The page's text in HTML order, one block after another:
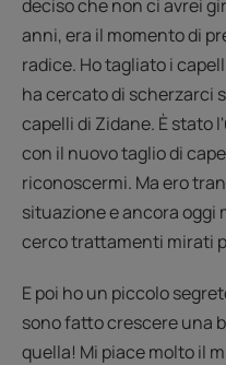
deciso che non ci avrei
anni, era il momento di
radice. Ho tagliato i
ha cercato di scherzarci
capelli di Zidane. È stato
con il nuovo taglio di
riconoscermi. Ma ero
situazione e ancora oggi
cerco trattamenti mirati
E poi ho un piccolo
sono fatto crescere una
quella! Mi piace molto il